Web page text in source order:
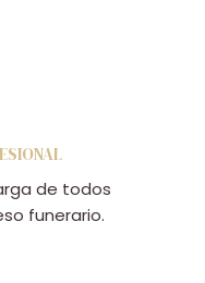
de todos
funerario.